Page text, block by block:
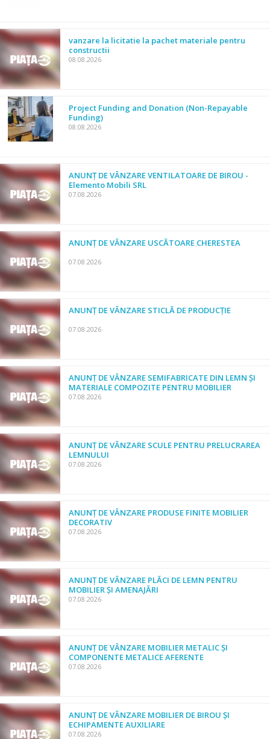
vanzare la licitatie la pachet materiale pentru
constructii
08.08.2026
Project Funding and Donation (Non-Repayable
Funding)
08.08.2026
ANUNȚ DE VÂNZARE VENTILATOARE DE BIROU -
Elemento Mobili SRL
07.08.2026
ANUNȚ DE VÂNZARE USCĂTOARE CHERESTEA
07.08.2026
ANUNȚ DE VÂNZARE STICLĂ DE PRODUCȚIE
07.08.2026
ANUNȚ DE VÂNZARE SEMIFABRICATE DIN LEMN ȘI
MATERIALE COMPOZITE PENTRU MOBILIER
07.08.2026
ANUNȚ DE VÂNZARE SCULE PENTRU PRELUCRAREA
LEMNULUI
07.08.2026
ANUNȚ DE VÂNZARE PRODUSE FINITE MOBILIER
DECORATIV
07.08.2026
ANUNȚ DE VÂNZARE PLĂCI DE LEMN PENTRU
MOBILIER ȘI AMENAJĂRI
07.08.2026
ANUNȚ DE VÂNZARE MOBILIER METALIC ȘI
COMPONENTE METALICE AFERENTE
07.08.2026
ANUNȚ DE VÂNZARE MOBILIER DE BIROU ȘI
ECHIPAMENTE AUXILIARE
07.08.2026